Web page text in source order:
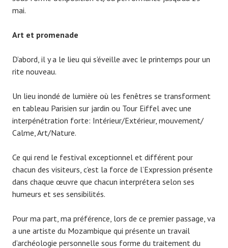
mai.
Art et promenade
D’abord, il y a le lieu qui s’éveille avec le printemps pour un
rite nouveau.
Un lieu inondé de lumière où les fenêtres se transforment
en tableau Parisien sur jardin ou Tour Eiffel avec une
interpénétration forte: Intérieur/Extérieur, mouvement/
Calme, Art/Nature.
Ce qui rend le festival exceptionnel et différent pour
chacun des visiteurs, c’est la force de l’Expression présente
dans chaque œuvre que chacun interprétera selon ses
humeurs et ses sensibilités.
Pour ma part, ma préférence, lors de ce premier passage, va
a une artiste du Mozambique qui présente un travail
d’archéologie personnelle sous forme du traitement du